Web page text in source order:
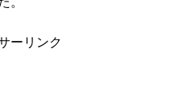
ーリンク